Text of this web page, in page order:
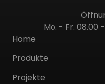
Mo. - Fr. 08.00 -
Home
Produkte
Projekte